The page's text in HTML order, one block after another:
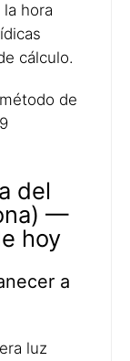
hora
cálculo.
de
del
—
hoy
a
luz